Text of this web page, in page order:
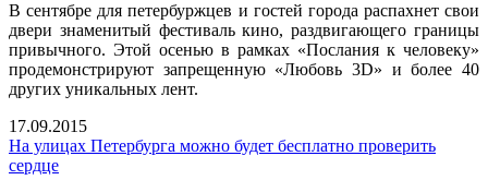
В сентябре для петербуржцев и гостей города распахнет свои
двери знаменитый фестиваль кино, раздвигающего границы
привычного. Этой осенью в рамках «Послания к человеку»
продемонстрируют запрещенную «Любовь 3D» и более 40
других уникальных лент.
17.09.2015
На улицах Петербурга можно будет бесплатно проверить
сердце